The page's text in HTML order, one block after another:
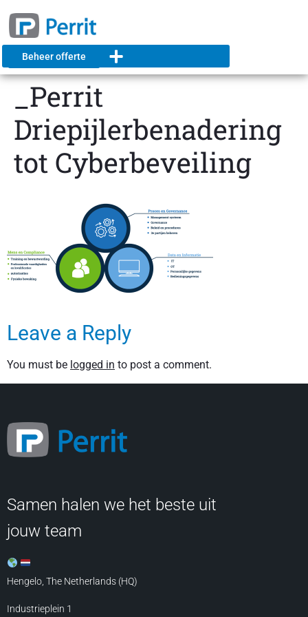
Beheer offerte
_Perrit
Driepijlerbenadering
tot Cyberbeveiling
Leave a Reply
You must be logged in to post a comment.
Samen halen we het beste uit
jouw team
Hengelo, The Netherlands (HQ)
Industrieplein 1